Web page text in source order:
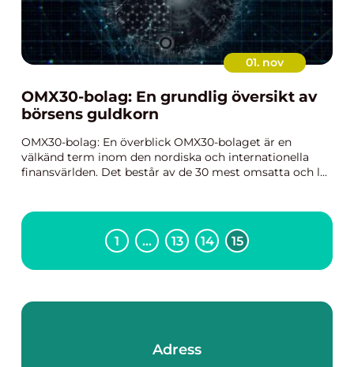
01. nov
OMX30-bolag: En grundlig översikt av
börsens guldkorn
OMX30-bolag: En överblick OMX30-bolaget är en
välkänd term inom den nordiska och internationella
finansvärlden. Det består av de 30 mest omsatta och l...
1 … 13 14 15
Adress